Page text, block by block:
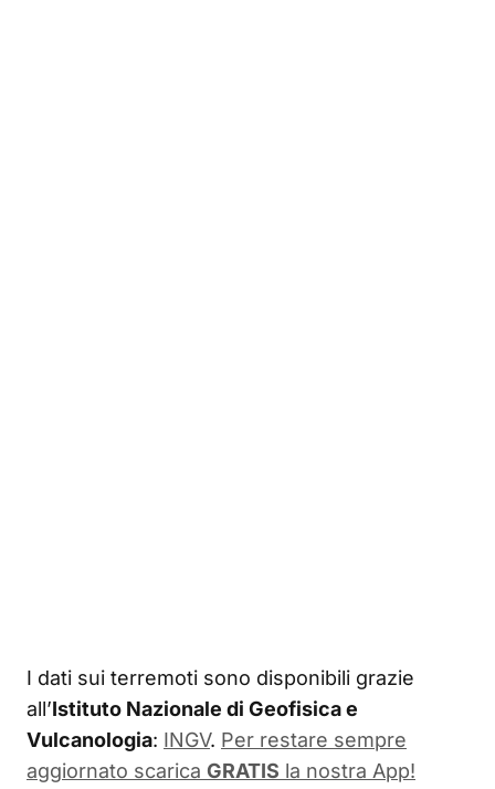
I dati sui terremoti sono disponibili grazie
all’Istituto Nazionale di Geofisica e
Vulcanologia: INGV. Per restare sempre
aggiornato scarica GRATIS la nostra App!